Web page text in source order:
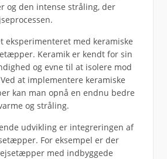
og den intense stråling, der
eksperimenteret med keramiske
Keramik er kendt for sin
og evne til at isolere mod
at implementere keramiske
kan man opnå en endnu bedre
og stråling.
udvikling er integreringen af
For eksempel er der
med indbyggede